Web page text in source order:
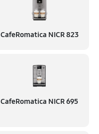
CafeRomatica NICR 823
CafeRomatica NICR 695